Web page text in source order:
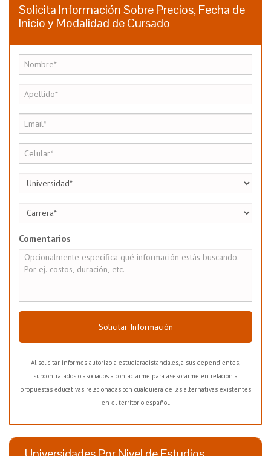
Solicita Información Sobre Precios, Fecha de
Inicio y Modalidad de Cursado
Comentarios
Solicitar Información
Al solicitar informes autorizo a estudiaradistancia.es, a sus dependientes,
subcontratados o asociados a contactarme para asesorarme en relación a
propuestas educativas relacionadas con cualquiera de las alternativas existentes
en el territorio español.